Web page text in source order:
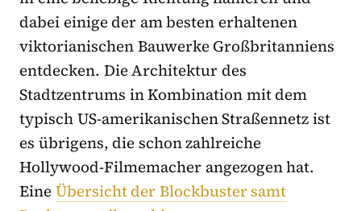
dabei einige der am besten erhaltenen
viktorianischen Bauwerke Großbritanniens
entdecken. Die Architektur des
Stadtzentrums in Kombination mit dem
typisch US-amerikanischen Straßennetz ist
es übrigens, die schon zahlreiche
Hollywood-Filmemacher angezogen hat.
EineÜbersicht der Blockbuster samt